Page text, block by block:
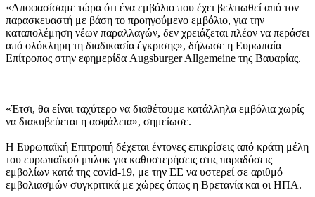
«Αποφασίσαμε τώρα ότι ένα εμβόλιο που έχει βελτιωθεί από τον
παρασκευαστή με βάση το προηγούμενο εμβόλιο, για την
καταπολέμηση νέων παραλλαγών, δεν χρειάζεται πλέον να περάσει
από ολόκληρη τη διαδικασία έγκρισης», δήλωσε η Ευρωπαία
Επίτροπος στην εφημερίδα Augsburger Allgemeine της Βαυαρίας.
«Έτσι, θα είναι ταχύτερο να διαθέτουμε κατάλληλα εμβόλια χωρίς
να διακυβεύεται η ασφάλεια», σημείωσε.
Η Ευρωπαϊκή Επιτροπή δέχεται έντονες επικρίσεις από κράτη μέλη
του ευρωπαϊκού μπλοκ για καθυστερήσεις στις παραδόσεις
εμβολίων κατά της covid-19, με την ΕΕ να υστερεί σε αριθμό
εμβολιασμών συγκριτικά με χώρες όπως η Βρετανία και οι ΗΠΑ.